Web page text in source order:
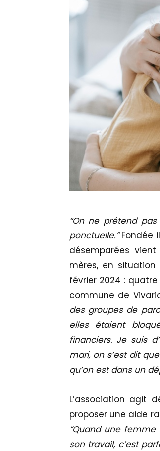
“On ne prétend
ponctuelle.”Fondée
désemparées
mères, en
février 2024 :
commune de
des groupes de
elles étaient
financiers. Je suis
mari, on s’est dit
qu’on est dans un
L’association agit
proposer une aide
“Quand une
son travail, c’est